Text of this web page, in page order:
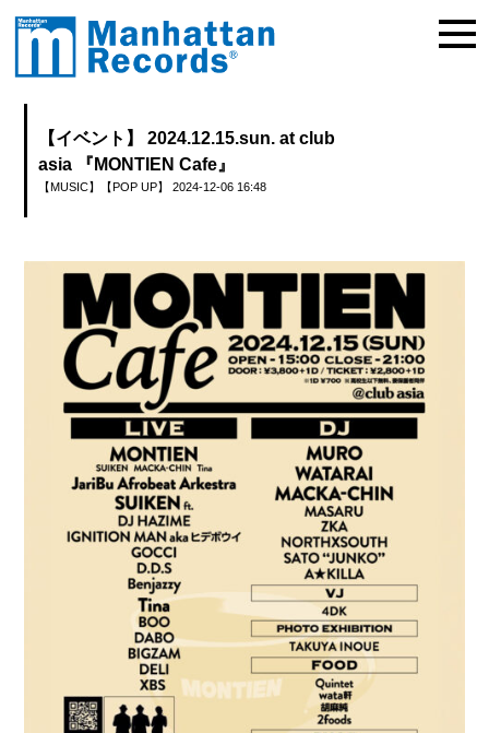
【イベント】 2024.12.15.sun. at club
asia 『MONTIEN Cafe』
【MUSIC】 【POP UP】 2024-12-06 16:48